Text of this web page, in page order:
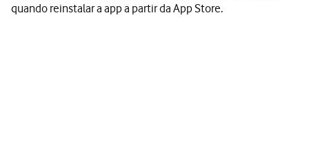
quando reinstalar a app a partir da App Store.